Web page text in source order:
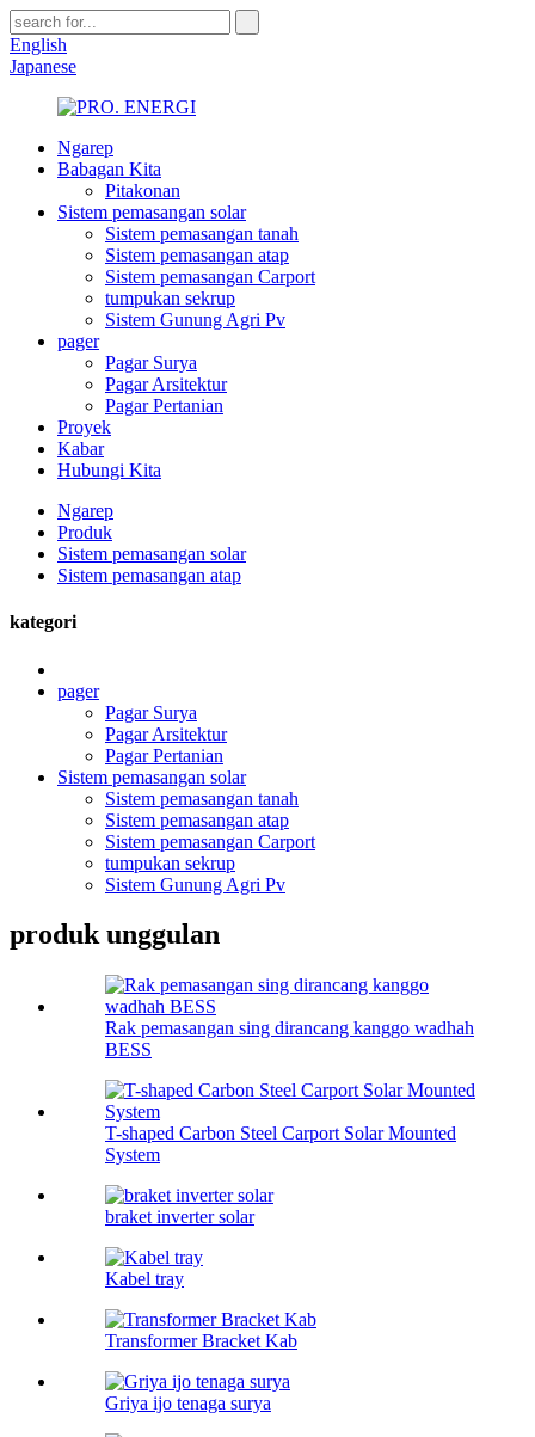
English
Japanese
Ngarep
Babagan Kita
Pitakonan
Sistem pemasangan solar
Sistem pemasangan tanah
Sistem pemasangan atap
Sistem pemasangan Carport
tumpukan sekrup
Sistem Gunung Agri Pv
pager
Pagar Surya
Pagar Arsitektur
Pagar Pertanian
Proyek
Kabar
Hubungi Kita
Ngarep
Produk
Sistem pemasangan solar
Sistem pemasangan atap
kategori
pager
Pagar Surya
Pagar Arsitektur
Pagar Pertanian
Sistem pemasangan solar
Sistem pemasangan tanah
Sistem pemasangan atap
Sistem pemasangan Carport
tumpukan sekrup
Sistem Gunung Agri Pv
produk unggulan
Rak pemasangan sing dirancang kanggo wadhah
BESS
T-shaped Carbon Steel Carport Solar Mounted
System
braket inverter solar
Kabel tray
Transformer Bracket Kab
Griya ijo tenaga surya